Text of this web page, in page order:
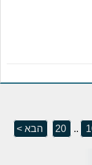
..
20 הבא >